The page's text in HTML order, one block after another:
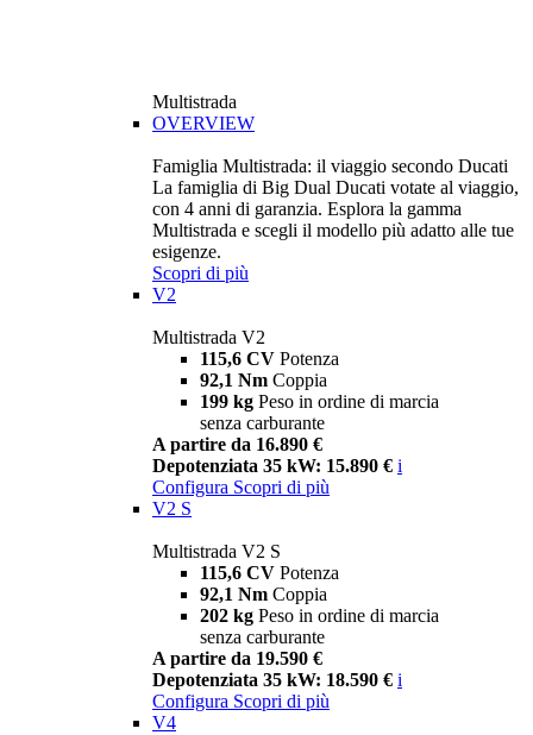
Multistrada
OVERVIEW
Famiglia Multistrada: il viaggio secondo Ducati
La famiglia di Big Dual Ducati votate al viaggio,
con 4 anni di garanzia. Esplora la gamma
Multistrada e scegli il modello più adatto alle tue
esigenze.
Scopri di più
V2
Multistrada V2
115,6 CV Potenza
92,1 Nm Coppia
199 kg Peso in ordine di marcia
senza carburante
A partire da 16.890 €
Depotenziata 35 kW: 15.890 € i
Configura Scopri di più
V2 S
Multistrada V2 S
115,6 CV Potenza
92,1 Nm Coppia
202 kg Peso in ordine di marcia
senza carburante
A partire da 19.590 €
Depotenziata 35 kW: 18.590 € i
Configura Scopri di più
V4